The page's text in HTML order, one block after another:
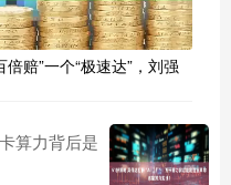
赔”一个“极速达”，刘强
算力背后是